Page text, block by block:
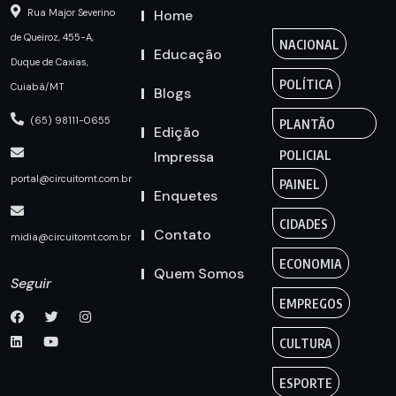
Rua Major Severino
de Queiroz, 455-A,
Duque de Caxias,
Cuiabá/MT
(65) 98111-0655
portal@circuitomt.com.br
midia@circuitomt.com.br
Seguir
Home
Educação
Blogs
Edição
Impressa
Enquetes
Contato
Quem Somos
NACIONAL
POLÍTICA
PLANTÃO
POLICIAL
PAINEL
CIDADES
ECONOMIA
EMPREGOS
CULTURA
ESPORTE